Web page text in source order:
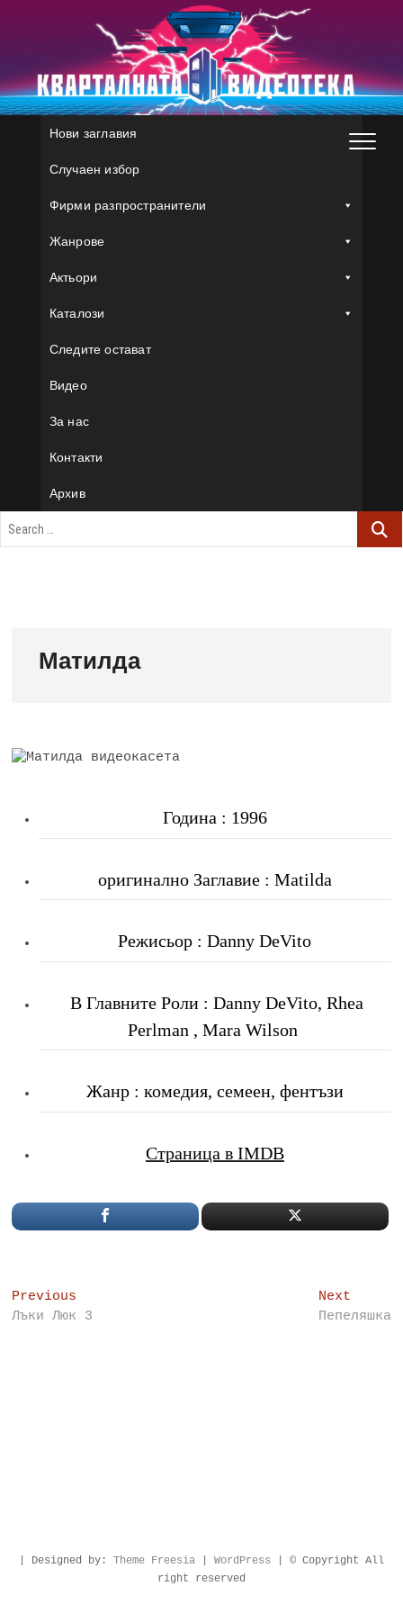
Нови заглавия
Случаен избор
Фирми разпространители
Жанрове
Актьори
Каталози
Следите остават
Видео
За нас
Контакти
Архив
Матилда
Година : 1996
оригинално Заглавие : Matilda
Режисьор : Danny DeVito
В Главните Роли : Danny DeVito, Rhea
Perlman , Mara Wilson
Жанр : комедия, семеен, фентъзи
Страница в IMDB
Post
Previous
post:
Лъки Люк 3
NextNext
post:
Пепеляшка
| Designed by: Theme Freesia| WordPress | © Copyright All
right reserved